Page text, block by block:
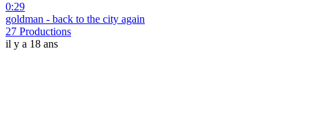
0:29
goldman - back to the city again
27 Productions
il y a 18 ans